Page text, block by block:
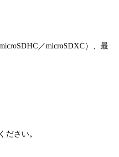
／microSDXC）、最
ださい。